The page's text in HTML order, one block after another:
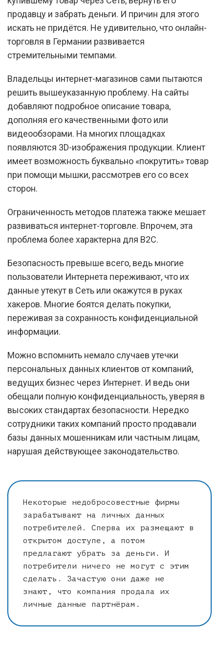
продавцу и забрать деньги. И причин для этого
искать не придётся. Не удивительно, что онлайн-
торговля в Германии развивается
стремительными темпами.
Владельцы интернет-магазинов сами пытаются
решить вышеуказанную проблему. На сайты
добавляют подробное описание товара,
дополняя его качественными фото или
видеообзорами. На многих площадках
появляются 3D-изображения продукции. Клиент
имеет возможность буквально «покрутить» товар
при помощи мышки, рассмотрев его со всех
сторон.
Ограниченность методов платежа также мешает
развиваться интернет-торговле. Впрочем, эта
проблема более характерна для B2C.
Безопасность превыше всего, ведь многие
пользователи Интернета переживают, что их
данные утекут в Сеть или окажутся в руках
хакеров. Многие боятся делать покупки,
переживая за сохранность конфиденциальной
информации.
Можно вспомнить немало случаев утечки
персональных данных клиентов от компаний,
ведущих бизнес через Интернет. И ведь они
обещали полную конфиденциальность, уверяя в
высоких стандартах безопасности. Нередко
сотрудники таких компаний просто продавали
базы данных мошенникам или частным лицам,
нарушая действующее законодательство.
Некоторые недобросовестные фирмы
зарабатывают на личных данных
потребителей. Сперва их размещают в
открытом доступе, а потом
предлагают убрать за деньги. И
потребители ничего не могут с этим
сделать. Зачастую они даже не
знают, что компания продала их
личные данные партнёрам.